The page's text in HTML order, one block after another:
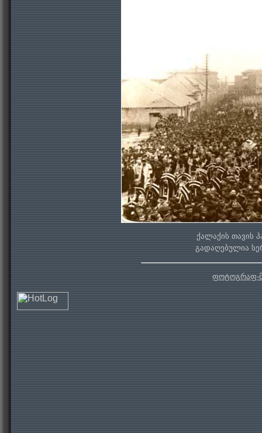
ქალაქის თავის
გადაღებულია
ფოტოგრაფ-